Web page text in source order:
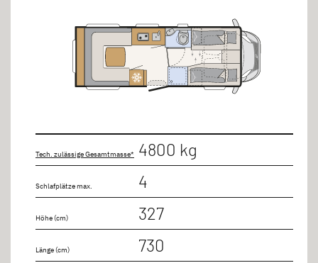
Doppelbett
Längseinzelbett
Sitzgruppe
Länge
bis 8m
bis 9m
Sitzplätze
Tech. zulässige Gesamtmasse* 4800 kg
Schlafplätze max. 4
Höhe (cm) 327
Länge (cm) 730